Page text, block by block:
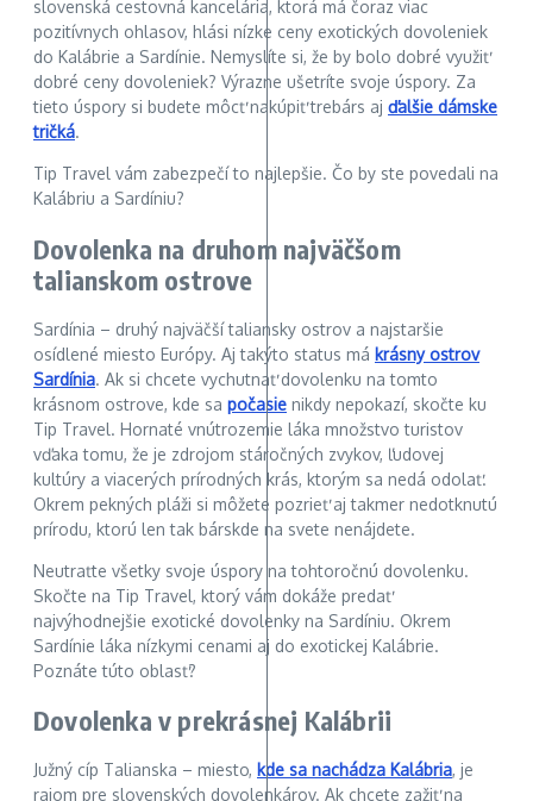
slovenská cestovná kancelária, ktorá má čoraz viac
pozitívnych ohlasov, hlási nízke ceny exotických dovoleniek
do Kalábrie a Sardínie. Nemyslíte si, že by bolo dobré využiť
dobré ceny dovoleniek? Výrazne ušetríte svoje úspory. Za
tieto úspory si budete môcť nakúpiť trebárs aj ďalšie dámske
tričká.
Tip Travel vám zabezpečí to najlepšie. Čo by ste povedali na
Kalábriu a Sardíniu?
Dovolenka na druhom najväčšom
talianskom ostrove
Sardínia – druhý najväčší taliansky ostrov a najstaršie
osídlené miesto Európy. Aj takýto status má krásny ostrov
Sardínia. Ak si chcete vychutnať dovolenku na tomto
krásnom ostrove, kde sa počasie nikdy nepokazí, skočte ku
Tip Travel. Hornaté vnútrozemie láka množstvo turistov
vďaka tomu, že je zdrojom stáročných zvykov, ľudovej
kultúry a viacerých prírodných krás, ktorým sa nedá odolať.
Okrem pekných pláži si môžete pozrieť aj takmer nedotknutú
prírodu, ktorú len tak bárskde na svete nenájdete.
Neutraťte všetky svoje úspory na tohtoročnú dovolenku.
Skočte na Tip Travel, ktorý vám dokáže predať
najvýhodnejšie exotické dovolenky na Sardíniu. Okrem
Sardínie láka nízkymi cenami aj do exotickej Kalábrie.
Poznáte túto oblasť?
Dovolenka v prekrásnej Kalábrii
Južný cíp Talianska – miesto, kde sa nachádza Kalábria, je
rajom pre slovenských dovolenkárov. Ak chcete zažiť na